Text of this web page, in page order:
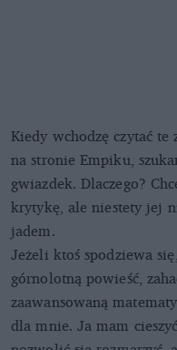
Kiedy wchodzę czytać te
na stronie Empiku,
gwiazdek. Dlaczego?
krytykę, ale niestety jej
jadem.
Jeżeli ktoś spodziewa
górnolotną powieść,
zaawansowaną
dla mnie. Ja mam